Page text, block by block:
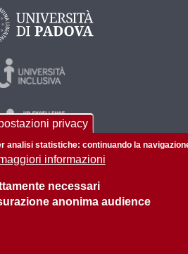
C.F. 80006480281
privacy
analisi statistiche: continuando la
informazioni
necessari
anonima audience